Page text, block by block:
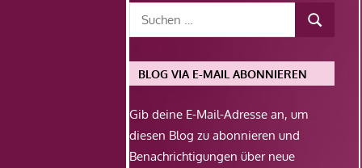
BLOG VIA E-MAIL ABONNIEREN
Gib deine E-Mail-Adresse an, um
diesen Blog zu abonnieren und
Benachrichtigungen über neue